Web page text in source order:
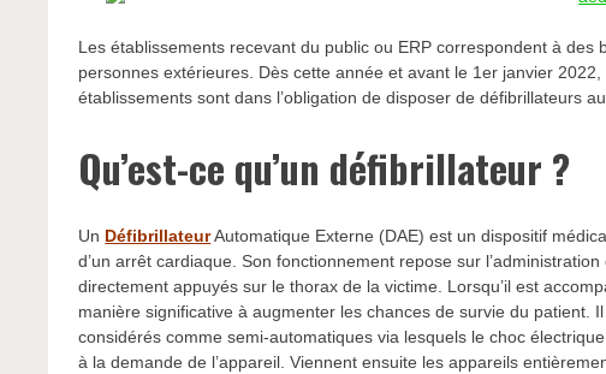
Les établissements recevant du public ou ERP correspondent à
personnes extérieures. Dès cette année et avant le 1er janvier
établissements sont dans l’obligation de disposer de défibrillateurs
Qu’est-ce qu’un défibrillateur ?
Un DéfibrillateurAutomatique Externe (DAE) est un dispositif
d’un arrêt cardiaque. Son fonctionnement repose sur
directement appuyés sur le thorax de la victime. Lorsqu’il est
manière significative à augmenter les chances de survie du patient.
considérés comme semi-automatiques via lesquels le choc
à la demande de l’appareil. Viennent ensuite les appareils